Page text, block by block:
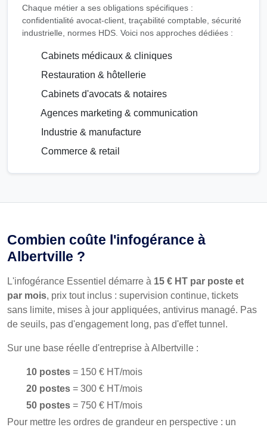
Chaque métier a ses obligations spécifiques :
confidentialité avocat-client, traçabilité comptable, sécurité
industrielle, normes HDS. Voici nos approches dédiées :
Cabinets médicaux & cliniques
Restauration & hôtellerie
Cabinets d'avocats & notaires
Agences marketing & communication
Industrie & manufacture
Commerce & retail
Combien coûte l'infogérance à
Albertville ?
L'infogérance Essentiel démarre à 15 € HT par poste et
par mois, prix tout inclus : supervision continue, tickets
sans limite, mises à jour appliquées, antivirus managé. Pas
de seuils, pas d'engagement long, pas d'effet tunnel.
Sur une base réelle d'entreprise à Albertville :
10 postes = 150 € HT/mois
20 postes = 300 € HT/mois
50 postes = 750 € HT/mois
Pour mettre les ordres de grandeur en perspective : un